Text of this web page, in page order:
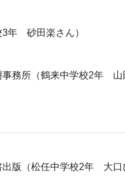
年 砂田楽さん）
務所（鶴来中学校2年 山
版（松任中学校2年 大口